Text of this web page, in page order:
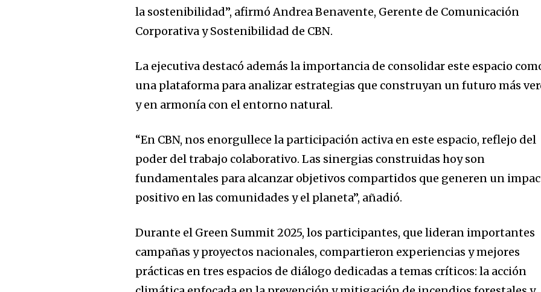
la sostenibilidad”, afirmó Andrea Benavente, Gerente de Comunicación
Corporativa y Sostenibilidad de CBN.
La ejecutiva destacó además la importancia de consolidar este espacio
una plataforma para analizar estrategias que construyan un futuro más
y en armonía con el entorno natural.
“En CBN, nos enorgullece la participación activa en este espacio, reflejo del
poder del trabajo colaborativo. Las sinergias construidas hoy son
fundamentales para alcanzar objetivos compartidos que generen un
positivo en las comunidades y el planeta”, añadió.
Durante el Green Summit 2025, los participantes, que lideran importantes
campañas y proyectos nacionales, compartieron experiencias y mejores
prácticas en tres espacios de diálogo dedicadas a temas críticos: la acción